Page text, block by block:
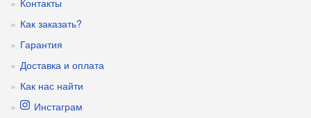
Контакты
Как заказать?
Гарантия
Доставка и оплата
Как нас найти
Инстаграм